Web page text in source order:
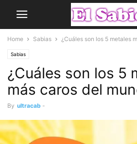
Home Sabias ¿Cuáles son los 5 metales
Sabias
¿Cuáles son los 5
más caros del
By ultracab -